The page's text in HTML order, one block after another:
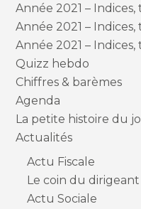
Année 2021 –
Année 2021 –
Année 2021 –
Quizz hebdo
Chiffres & barèmes
Agenda
La petite histoire du
Actualités
Actu Fiscale
Le coin du dirigeant
Actu Sociale